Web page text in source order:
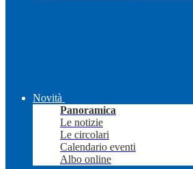
Novità
Panoramica
Le notizie
Le circolari
Calendario eventi
Albo online